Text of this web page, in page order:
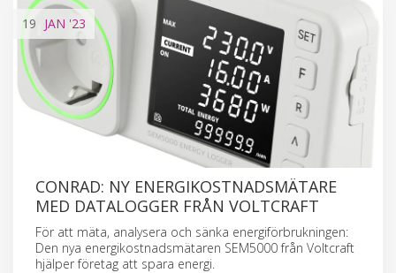
19 JAN '23
CONRAD: NY ENERGIKOSTNADSMÄTARE
MED DATALOGGER FRÅN VOLTCRAFT
För att mäta, analysera och sänka energiförbrukningen:
Den nya energikostnadsmätaren SEM5000 från Voltcraft
hjälper företag att spara energi.